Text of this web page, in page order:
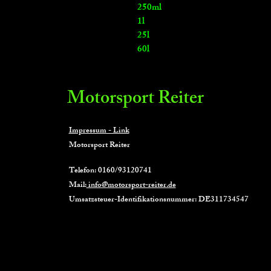
250ml
1l
25l
60l
Motorsport Reiter
Impressum - Link
Motorsport Reiter
Telefon: 0160/93120741
Mail:info@motorsport-reiter.de
Umsatzsteuer-Identifikationsnummer: DE311734547